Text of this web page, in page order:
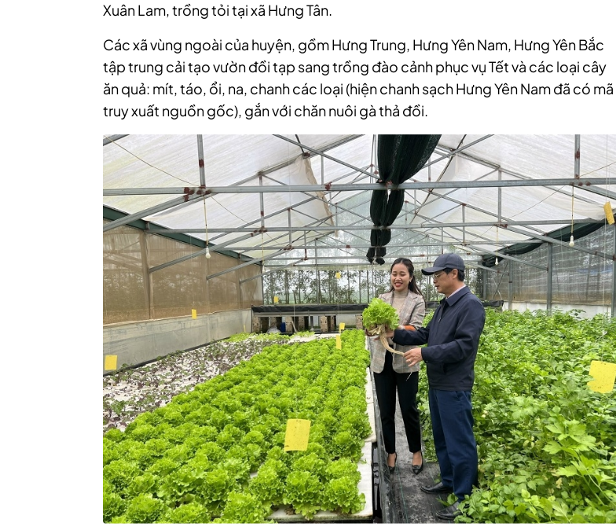
Xuân Lam, trồng tỏi tại xã Hưng Tân.
Các xã vùng ngoài của huyện, gồm Hưng Trung, Hưng Yên Nam, Hưng Yên Bắc
tập trung cải tạo vườn đồi tạp sang trồng đào cảnh phục vụ Tết và các loại cây
ăn quả: mít, táo, ổi, na, chanh các loại (hiện chanh sạch Hưng Yên Nam đã có mã
truy xuất nguồn gốc), gắn với chăn nuôi gà thả đồi.